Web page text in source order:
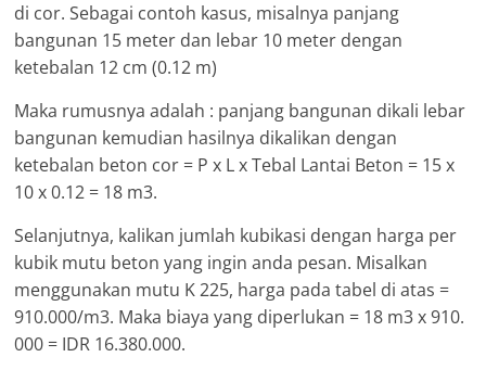
di cor. Sebagai contoh kasus, misalnya panjang
bangunan 15 meter dan lebar 10 meter dengan
ketebalan 12 cm (0.12 m)
Maka rumusnya adalah : panjang bangunan dikali lebar
bangunan kemudian hasilnya dikalikan dengan
ketebalan beton cor = P x L x Tebal Lantai Beton = 15 x
10 x 0.12 = 18 m3.
Selanjutnya, kalikan jumlah kubikasi dengan harga per
kubik mutu beton yang ingin anda pesan. Misalkan
menggunakan mutu K 225, harga pada tabel di atas =
910.000/m3. Maka biaya yang diperlukan = 18 m3 x 910.
000 = IDR 16.380.000.